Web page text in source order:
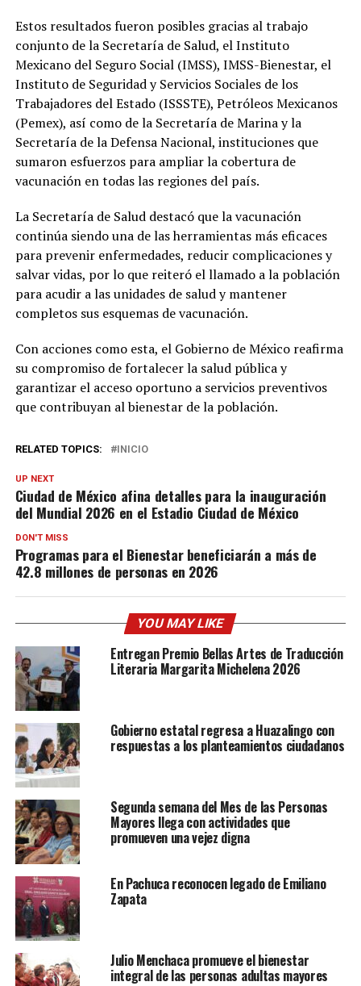
Estos resultados fueron posibles gracias al trabajo
conjunto de la Secretaría de Salud, el Instituto
Mexicano del Seguro Social (IMSS), IMSS-Bienestar, el
Instituto de Seguridad y Servicios Sociales de los
Trabajadores del Estado (ISSSTE), Petróleos Mexicanos
(Pemex), así como de la Secretaría de Marina y la
Secretaría de la Defensa Nacional, instituciones que
sumaron esfuerzos para ampliar la cobertura de
vacunación en todas las regiones del país.
La Secretaría de Salud destacó que la vacunación
continúa siendo una de las herramientas más eficaces
para prevenir enfermedades, reducir complicaciones y
salvar vidas, por lo que reiteró el llamado a la población
para acudir a las unidades de salud y mantener
completos sus esquemas de vacunación.
Con acciones como esta, el Gobierno de México reafirma
su compromiso de fortalecer la salud pública y
garantizar el acceso oportuno a servicios preventivos
que contribuyan al bienestar de la población.
RELATED TOPICS: INICIO
UP NEXT
Ciudad de México afina detalles para la inauguración
del Mundial 2026 en el Estadio Ciudad de México
DON'T MISS
Programas para el Bienestar beneficiarán a más de
42.8 millones de personas en 2026
YOU MAY LIKE
Entregan Premio Bellas Artes de Traducción
Literaria Margarita Michelena 2026
Gobierno estatal regresa a Huazalingo con
respuestas a los planteamientos ciudadanos
Segunda semana del Mes de las Personas
Mayores llega con actividades que
promueven una vejez digna
En Pachuca reconocen legado de Emiliano
Zapata
Julio Menchaca promueve el bienestar
integral de las personas adultas mayores